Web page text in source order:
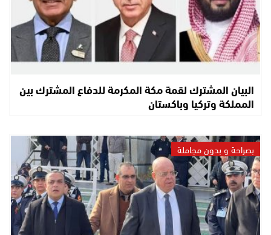
البيان المشترك لقمة مكة المكرمة للدفاع المشترك بين
المملكة وتركيا وباكستان
بصراحة و بدون مجاملة